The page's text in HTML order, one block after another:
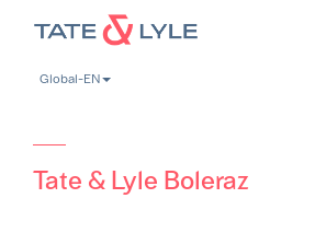
contentGlobal-EN
Tate & Lyle Boleraz